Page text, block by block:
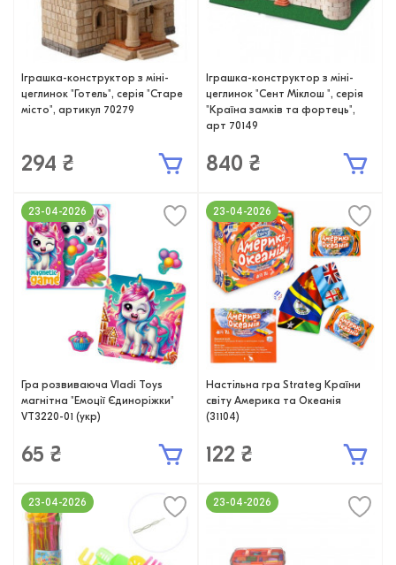
Іграшка-конструктор з міні-
цеглинок "Готель", серія "Старе
місто", артикул 70279
294 ₴
Іграшка-конструктор з міні-
цеглинок "Сент Міклош ", серія
"Країна замків та фортець",
арт 70149
840 ₴
Гра розвиваюча Vladi Toys
магнітна "Емоції Єдиноріжки"
VT3220-01 (укр)
65 ₴
23-04-2026
Настільна гра Strateg Країни
світу Америка та Океанія
(31104)
122 ₴
23-04-2026
23-04-2026 23-04-2026